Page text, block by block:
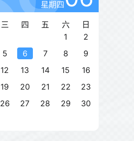
星期四
三 四 五 六
日
1
2
5 6 7 8
9
12 13 14 15
16
19 20 21 22
23
26 27 28 29
30